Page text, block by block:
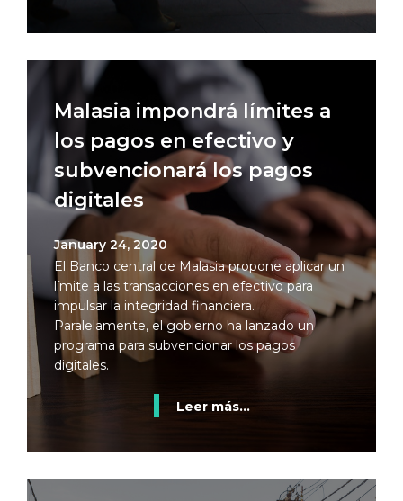
Malasia impondrá límites a
los pagos en efectivo y
subvencionará los pagos
digitales
January 24, 2020
El Banco central de Malasia propone aplicar un
límite a las transacciones en efectivo para
impulsar la integridad financiera.
Paralelamente, el gobierno ha lanzado un
programa para subvencionar los pagos
digitales.
Leer más...